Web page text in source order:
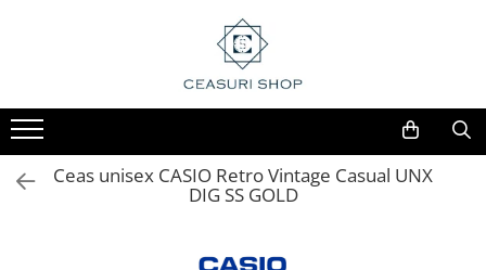
Ceas unisex CASIO Retro Vintage Casual UNX
DIG SS GOLD